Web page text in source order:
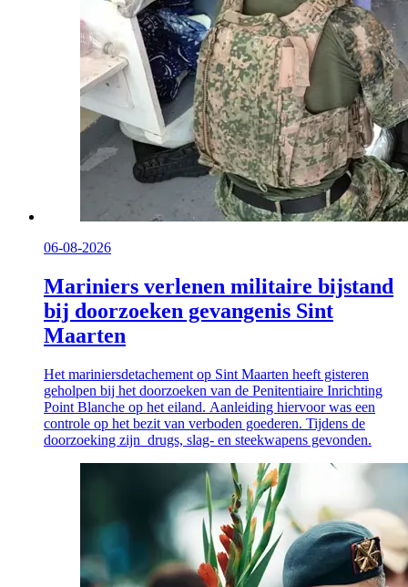
06-08-2026
Mariniers verlenen militaire bijstand
bij doorzoeken gevangenis Sint
Maarten
Het mariniersdetachement op Sint Maarten heeft gisteren
geholpen bij het doorzoeken van de Penitentiaire Inrichting
Point Blanche op het eiland. Aanleiding hiervoor was een
controle op het bezit van verboden goederen. Tijdens de
doorzoeking zijn drugs, slag- en steekwapens gevonden.